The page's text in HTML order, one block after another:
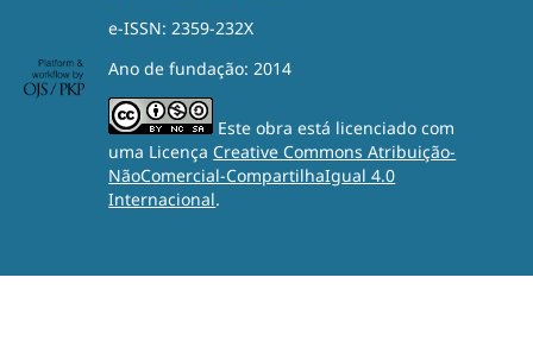
e-ISSN: 2359-232X
Ano de fundação: 2014
Este obra está licenciado com
uma Licença Creative Commons Atribuição-
NãoComercial-CompartilhaIgual 4.0
Internacional.